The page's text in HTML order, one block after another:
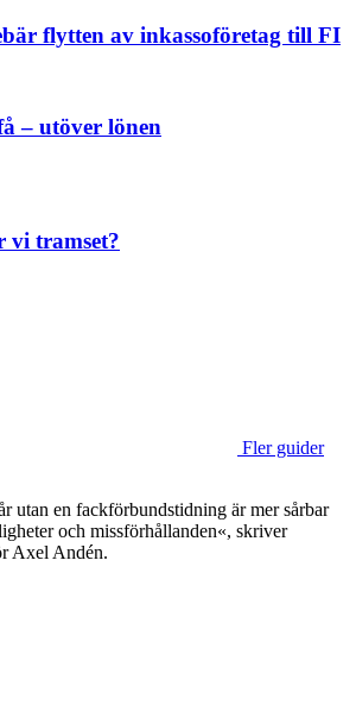
flytten av inkassoföretag till FI
– utöver lönen
vi tramset?
Fler guider
utan en fackförbundstidning är mer sårbar
och missförhållanden«, skriver
Axel Andén.